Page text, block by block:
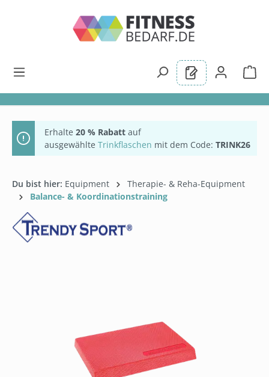
Erhalte 20 % Rabatt auf
ausgewählte Trinkflaschen mit dem Code: TRINK26
Du bist hier: Equipment
Therapie- & Reha-Equipment
Balance- & Koordinationstraining